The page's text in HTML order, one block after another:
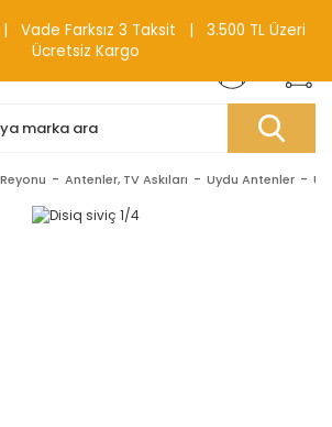
Antenler, TV Askıları Uydu Antenler
Farksız 3 Taksit | 3.500 TL Üzeri
Ücretsiz Kargo